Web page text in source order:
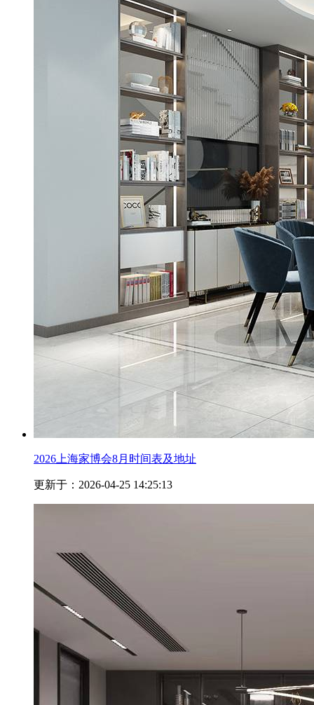
2026上海家博会8月时间表及地址
更新于：2026-04-25 14:25:13